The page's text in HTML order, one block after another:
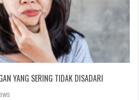
YANG SERING TIDAK DISADARI